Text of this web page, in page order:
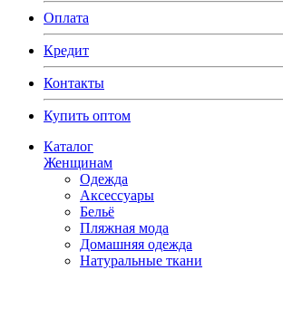
Оплата
Кредит
Контакты
Купить оптом
Каталог
Женщинам
Одежда
Аксессуары
Бельё
Пляжная мода
Домашняя одежда
Натуральные ткани